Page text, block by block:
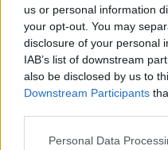
us or personal information
your opt-out. You may
disclosure of your personal
IAB’s list of downstream
also be disclosed by us to
Downstream Participants
Please note that this
Personal Data
Fredrik och Thomas byter
Många drabbade lokalt – nu
Lindgren om heta derbyt: